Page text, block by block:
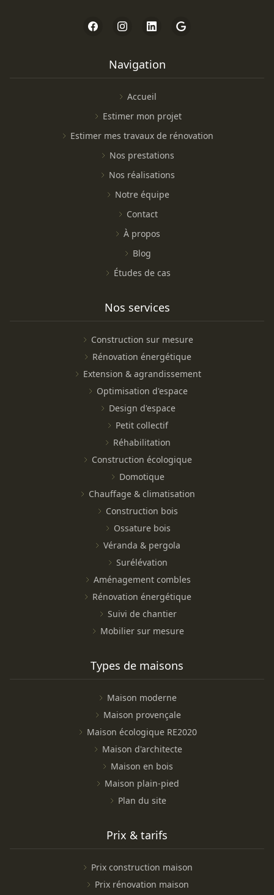
Navigation
Accueil
Estimer mon projet
Estimer mes travaux de rénovation
Nos prestations
Nos réalisations
Notre équipe
Contact
À propos
Blog
Études de cas
Nos services
Construction sur mesure
Rénovation énergétique
Extension & agrandissement
Optimisation d'espace
Design d'espace
Petit collectif
Réhabilitation
Construction écologique
Domotique
Chauffage & climatisation
Construction bois
Ossature bois
Véranda & pergola
Surélévation
Aménagement combles
Rénovation énergétique
Suivi de chantier
Mobilier sur mesure
Types de maisons
Maison moderne
Maison provençale
Maison écologique RE2020
Maison d'architecte
Maison en bois
Maison plain-pied
Plan du site
Prix & tarifs
Prix construction maison
Prix rénovation maison